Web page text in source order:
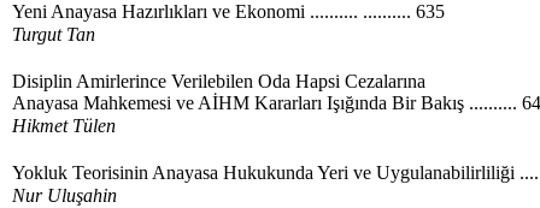
Yeni Anayasa Hazırlıkları ve Ekonomi .......... .......... 635
Turgut Tan
Disiplin Amirlerince Verilebilen Oda Hapsi Cezalarına
Anayasa Mahkemesi ve AİHM Kararları Işığında Bir Bakış ..........
Hikmet Tülen
Yokluk Teorisinin Anayasa Hukukunda Yeri ve Uygulanabilirliliği
Nur Uluşahin